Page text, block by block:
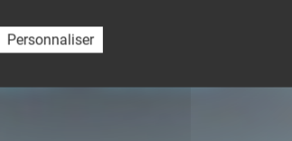
Personnaliser